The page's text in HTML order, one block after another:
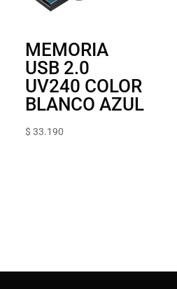
MEMORIA
USB 2.0
UV240 COLOR
BLANCO AZUL
$ 33.190